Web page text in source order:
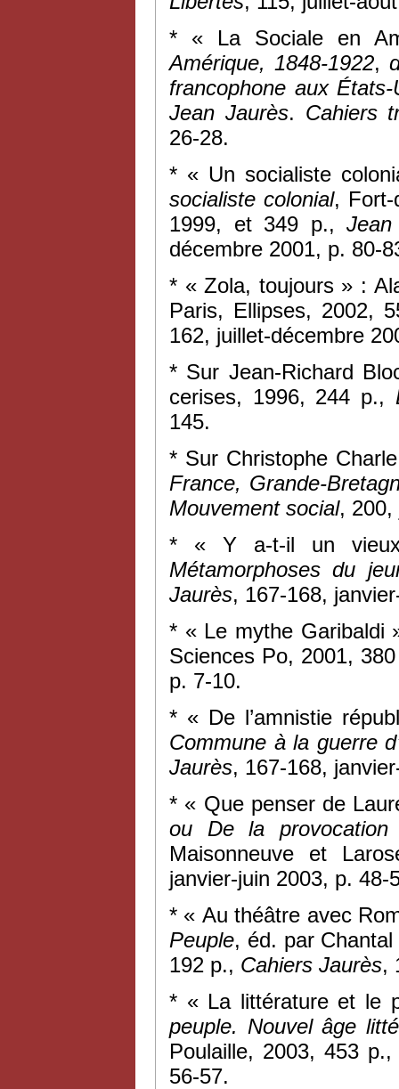
* « La Sociale en
Amérique, 1848-1922,
francophone aux États-
Jean Jaurès. Cahiers
26-28.
* « Un socialiste
socialiste colonial, Fort-
1999, et 349 p.,
décembre 2001, p. 80-
* « Zola, toujours » :
Paris, Ellipses, 2002,
162, juillet-décembre
* Sur Jean-Richard
cerises, 1996, 244 p.,
145.
* Sur Christophe
France, Grande-
Mouvement social, 200,
* « Y a-t-il un
Métamorphoses du
Jaurès, 167-168,
* « Le mythe Garibaldi
Sciences Po, 2001,
p. 7-10.
* « De l’amnistie
Commune à la guerre
Jaurès, 167-168,
* « Que penser de
ou De la
Maisonneuve et
janvier-juin 2003, p. 48-
* « Au théâtre avec
Peuple, éd. par
192 p., Cahiers Jaurès,
* « La littérature et le
peuple. Nouvel âge
Poulaille, 2003, 453
56-57.